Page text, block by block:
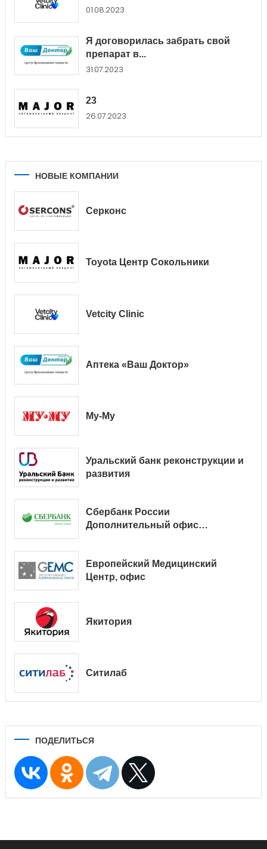
01.08.2023
Я договорилась забрать свой
препарат в...
31.07.2023
23
26.07.2023
НОВЫЕ КОМПАНИИ
Серконс
Toyota Центр Сокольники
Vetcity Clinic
Аптека «Ваш Доктор»
Му-Му
Уральский банк реконструкции и
развития
Сбербанк России
Дополнительный офис
Европейский Медицинский
Центр, офис
Якитория
Ситилаб
ПОДЕЛИТЬСЯ